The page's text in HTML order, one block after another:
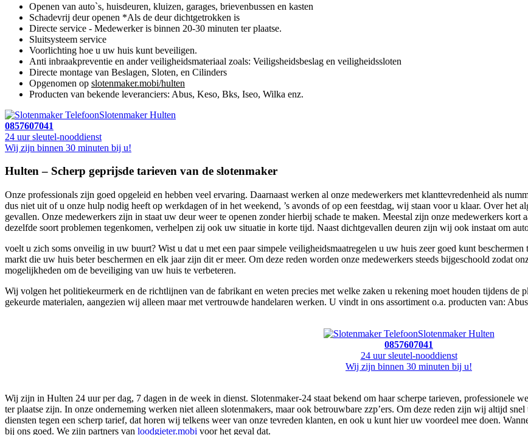
Openen van auto`s, huisdeuren, kluizen, garages, brievenbussen en kasten
Schadevrij deur openen *Als de deur dichtgetrokken is
Directe service - Medewerker is binnen 20-30 minuten ter plaatse.
Sluitsysteem service
Voorlichting hoe u uw huis kunt beveiligen.
Anti inbraakpreventie en ander veiligheidsmateriaal zoals: Veiligsheidsbeslag en veiligheidssloten
Directe montage van Beslagen, Sloten, en Cilinders
Opgenomen op slotenmaker.mobi/hulten
Producten van bekende leveranciers: Abus, Keso, Bks, Iseo, Wilka enz.
Slotenmaker Hulten
0857607041
24 uur sleutel-nooddienst
Wij zijn binnen 30 minuten bij u!
Hulten – Scherp geprijsde tarieven van de slotenmaker
Onze professionals zijn goed opgeleid en hebben veel ervaring. Daarnaast werken al onze medewerkers met klanttevredenheid als
dus niet uit of u onze hulp nodig heeft op werkdagen of in het weekend, ’s avonds of op een feestdag, wij staan voor u klaar. Over het
gevallen. Onze medewerkers zijn in staat uw deur weer te openen zonder hierbij schade te maken. Meestal zijn onze medewerkers
dezelfde soort problemen tegenkomen, verhelpen zij ook uw situatie in korte tijd. Naast dichtgevallen deuren zijn wij ook instaat om
voelt u zich soms onveilig in uw buurt? Wist u dat u met een paar simpele veiligheidsmaatregelen u uw huis zeer goed kunt
markt die uw huis beter beschermen en elk jaar zijn dit er meer. Om deze reden worden onze medewerkers steeds bijgeschoold zodat
mogelijkheden om de beveiliging van uw huis te verbeteren.
Wij volgen het politiekeurmerk en de richtlijnen van de fabrikant en weten precies met welke zaken u rekening moet houden tijdens de
gekeurde materialen, aangezien wij alleen maar met vertrouwde handelaren werken. U vindt in ons assortiment o.a. producten van:
Slotenmaker Hulten
0857607041
24 uur sleutel-nooddienst
Wij zijn binnen 30 minuten bij u!
Wij zijn in Hulten 24 uur per dag, 7 dagen in de week in dienst. Slotenmaker-24 staat bekend om haar scherpe tarieven, professionele
ter plaatse zijn. In onze onderneming werken niet alleen slotenmakers, maar ook betrouwbare zzp’ers. Om deze reden zijn wij altijd
diensten tegen een scherp tarief, dat horen wij telkens weer van onze tevreden klanten, en ook u kunt hier uw voordeel mee doen.
bij ons goed. We zijn partners van loodgieter.mobi voor het geval dat.